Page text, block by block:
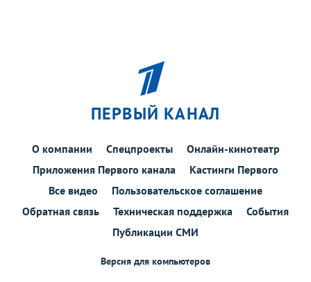
ПЕРВЫЙ КАНАЛ
О компании Спецпроекты
Онлайн-кинотеатр
Приложения Первого канала
Кастинги Первого
Все видео
Пользовательское соглашение
Обратная связь
Техническая поддержка
События
Публикации СМИ
Версия для компьютеров